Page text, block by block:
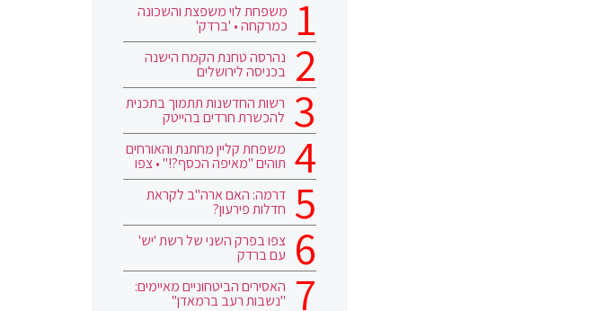
משפחת לוי משפצת והשכונה
כמרקחה • 'ברדק'
נהרסה טחנת הקמח הישנה
בכניסה לירושלים
רשות החדשנות תתמוך בתכנית
להכשרת חרדים בהייטק
משפחת קליין מחתנת והאורחים
תוהים "מאיפה הכסף?!" • צפו
דרמה: האם ארה"ב לקראת
חדלות פירעון?
צפו בפרק השני של רשת 'יש'
עם ברדק
האסירים הביטחוניים מאיימים:
"נשבות רעב ברמאדן"